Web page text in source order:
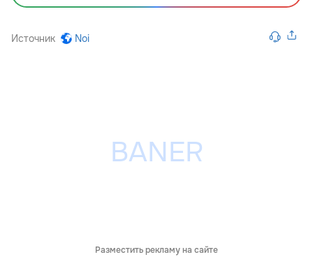
Источник Noi
Разместить рекламу на сайте